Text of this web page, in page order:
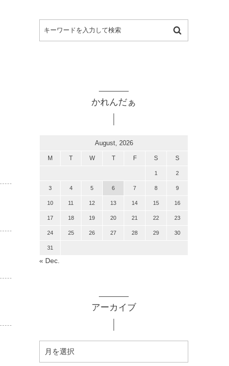
かれんだぁ
August, 2026
M T W T F S S
1 2
3 4 5 6 7 8 9
10 11 12 13 14 15 16
17 18 19 20 21 22 23
24 25 26 27 28 29 30
31
« Dec.
アーカイブ